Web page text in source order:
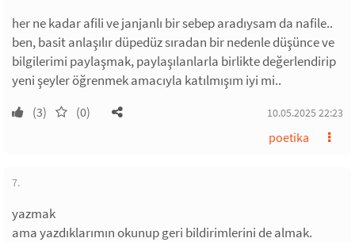
her ne kadar afili ve janjanlı bir sebep aradıysam da nafile..
ben, basit anlaşılır düpedüz sıradan bir nedenle düşünce ve
bilgilerimi paylaşmak, paylaşılanlarla birlikte değerlendirip
yeni şeyler öğrenmek amacıyla katılmışım iyi mi..
(3) (0) 10.05.2025 22:23
poetika
7.
yazmak
ama yazdıklarımın okunup geri bildirimlerini de almak.